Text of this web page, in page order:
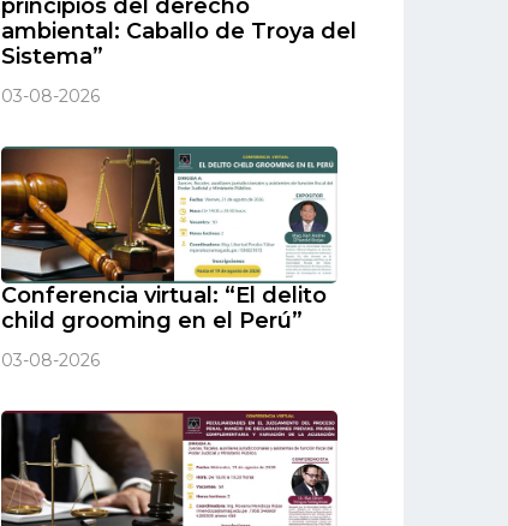
principios del derecho
ambiental: Caballo de Troya del
Sistema”
03-08-2026
Conferencia virtual: “El delito
child grooming en el Perú”
03-08-2026